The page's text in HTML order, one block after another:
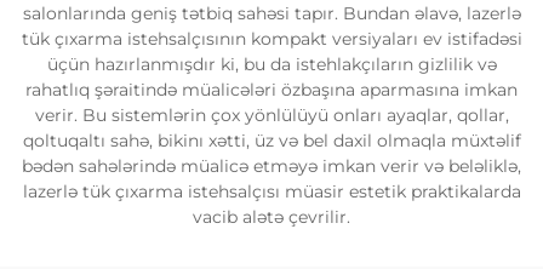
salonlarında geniş tətbiq sahəsi tapır. Bundan əlavə, lazerlə
tük çıxarma istehsalçısının kompakt versiyaları ev istifadəsi
üçün hazırlanmışdır ki, bu da istehlakçıların gizlilik və
rahatlıq şəraitində müalicələri özbaşına aparmasına imkan
verir. Bu sistemlərin çox yönlülüyü onları ayaqlar, qollar,
qoltuqaltı sahə, bikinı xətti, üz və bel daxil olmaqla müxtəlif
bədən sahələrində müalicə etməyə imkan verir və beləliklə,
lazerlə tük çıxarma istehsalçısı müasir estetik praktikalarda
vacib alətə çevrilir.